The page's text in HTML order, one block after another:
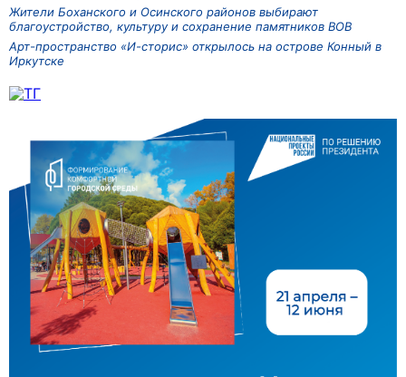
Жители Боханского и Осинского районов выбирают
благоустройство, культуру и сохранение памятников ВОВ
Арт-пространство «И-сторис» открылось на острове Конный в
Иркутске